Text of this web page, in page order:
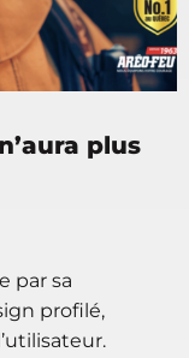
plus
par sa
profilé,